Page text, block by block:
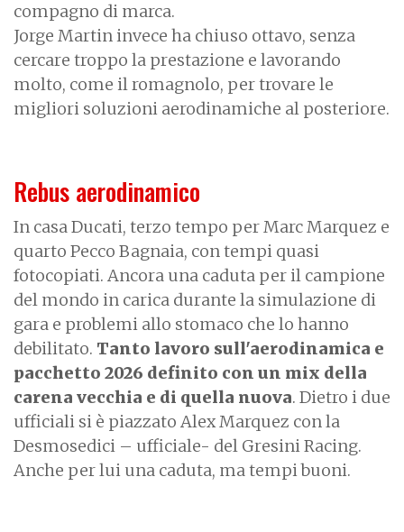
compagno di marca.
Jorge Martin invece ha chiuso ottavo, senza
cercare troppo la prestazione e lavorando
molto, come il romagnolo, per trovare le
migliori soluzioni aerodinamiche al posteriore.
Rebus aerodinamico
In casa Ducati, terzo tempo per Marc Marquez e
quarto Pecco Bagnaia, con tempi quasi
fotocopiati. Ancora una caduta per il campione
del mondo in carica durante la simulazione di
gara e problemi allo stomaco che lo hanno
debilitato. Tanto lavoro sull'aerodinamica e
pacchetto 2026 definito con un mix della
carena vecchia e di quella nuova. Dietro i due
ufficiali si è piazzato Alex Marquez con la
Desmosedici – ufficiale- del Gresini Racing.
Anche per lui una caduta, ma tempi buoni.